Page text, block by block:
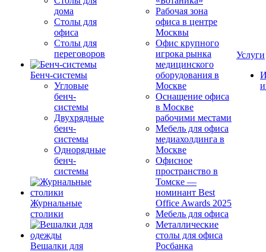
дома
Столы для
офиса
Столы для
переговоров
Бенч-системы
Угловые
бенч-
системы
Двухрядные
бенч-
системы
Однорядные
бенч-
системы
Журнальные
столики
Вешалки для
Рабочая зона
офиса в центре
Москвы
Офис крупного
игрока рынка
медицинского
оборудования в
Москве
Оснащение офиса
в Москве
рабочими местами
Мебель для офиса
медиахолдинга в
Москве
Офисное
пространство в
Томске —
номинант Best
Office Awards 2025
Мебель для офиса
Металлические
столы для офиса
Росбанка
Услуги